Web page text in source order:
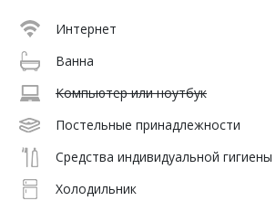
Интернет
Ванна
Компьютер или ноутбук
Постельные принадлежности
Средства индивидуальной гигиены
Холодильник